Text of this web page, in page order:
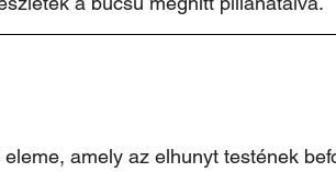
amely az elhunyt testének